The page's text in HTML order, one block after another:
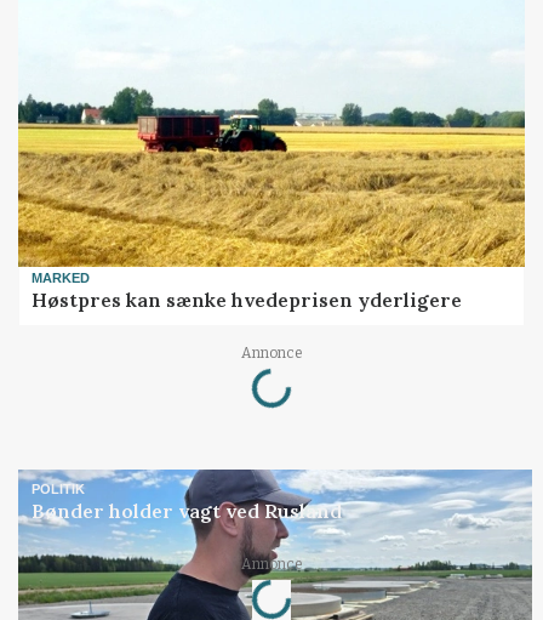
MARKED
Høstpres kan sænke hvedeprisen yderligere
Annonce
Loading...
POLITIK
Bønder holder vagt ved Rusland
Annonce
Loading...